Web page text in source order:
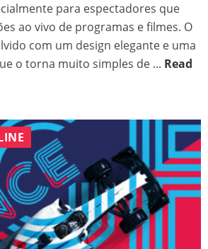
para espectadores que
ao vivo de programas e filmes. O
com um design elegante e uma
o torna muito simples de ... Read